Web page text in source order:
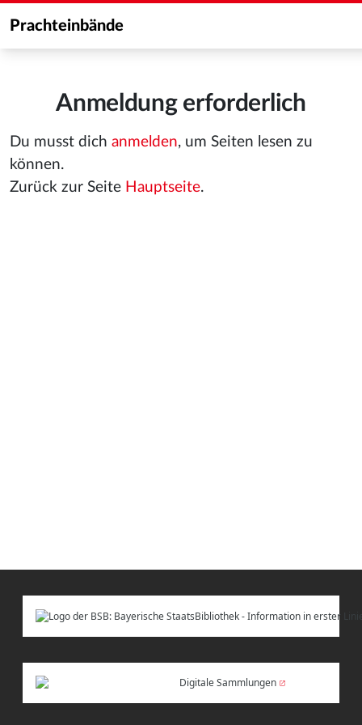
Prachteinbände
Anmeldung erforderlich
Du musst dich anmelden, um Seiten lesen zu
können.
Zurück zur Seite Hauptseite.
Digitale Sammlungen